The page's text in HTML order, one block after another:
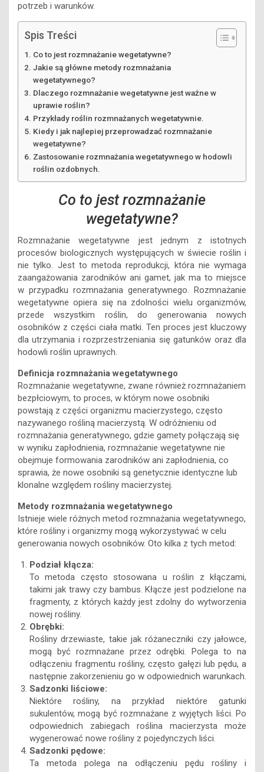
potrzeb i warunków.
Spis Treści
Co to jest rozmnażanie wegetatywne?
Jakie są główne metody rozmnażania
wegetatywnego?
Dlaczego rozmnażanie wegetatywne jest ważne w
uprawie roślin?
Przykłady roślin rozmnażanych wegetatywnie.
Kiedy i jak najlepiej przeprowadzać rozmnażanie
wegetatywne?
Zastosowanie rozmnażania wegetatywnego w hodowli
roślin ozdobnych.
Co to jest rozmnażanie
wegetatywne?
Rozmnażanie wegetatywne jest jednym z istotnych
procesów biologicznych występujących w świecie roślin i
nie tylko. Jest to metoda reprodukcji, która nie wymaga
zaangażowania zarodników ani gamet, jak ma to miejsce
w przypadku rozmnażania generatywnego. Rozmnażanie
wegetatywne opiera się na zdolności wielu organizmów,
przede wszystkim roślin, do generowania nowych
osobników z części ciała matki. Ten proces jest kluczowy
dla utrzymania i rozprzestrzeniania się gatunków oraz dla
hodowli roślin uprawnych.
Definicja rozmnażania wegetatywnego
Rozmnażanie wegetatywne, zwane również rozmnażaniem
bezpłciowym, to proces, w którym nowe osobniki
powstają z części organizmu macierzystego, często
nazywanego rośliną macierzystą. W odróżnieniu od
rozmnażania generatywnego, gdzie gamety połączają się
w wyniku zapłodnienia, rozmnażanie wegetatywne nie
obejmuje formowania zarodników ani zapłodnienia, co
sprawia, że nowe osobniki są genetycznie identyczne lub
klonalne względem rośliny macierzystej.
Metody rozmnażania wegetatywnego
Istnieje wiele różnych metod rozmnażania wegetatywnego,
które rośliny i organizmy mogą wykorzystywać w celu
generowania nowych osobników. Oto kilka z tych metod:
Podział kłącza:
To metoda często stosowana u roślin z kłączami,
takimi jak trawy czy bambus. Kłącze jest podzielone na
fragmenty, z których każdy jest zdolny do wytworzenia
nowej rośliny.
Obrębki:
Rośliny drzewiaste, takie jak różaneczniki czy jałowce,
mogą być rozmnażane przez odrębki. Polega to na
odłączeniu fragmentu rośliny, często gałęzi lub pędu, a
następnie zakorzenieniu go w odpowiednich warunkach.
Sadzonki liściowe:
Niektóre rośliny, na przykład niektóre gatunki
sukulentów, mogą być rozmnażane z wyjętych liści. Po
odpowiednich zabiegach roślina macierzysta może
wygenerować nowe rośliny z pojedynczych liści.
Sadzonki pędowe:
Ta metoda polega na odłączeniu pędu rośliny i